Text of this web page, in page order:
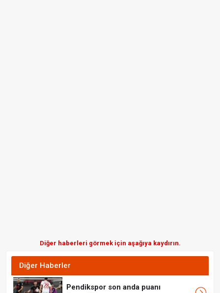
Diğer haberleri görmek için aşağıya kaydırın.
Diğer Haberler
Pendikspor son anda puanı